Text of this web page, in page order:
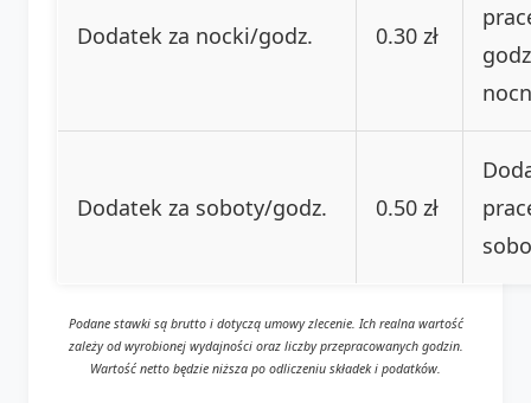
Dodatek za nocki/godz. 0.30 zł
Dodatek za soboty/godz. 0.50 zł
Podane stawki są brutto i dotyczą umowy zlecenie. Ich realna wartość
zależy od wyrobionej wydajności oraz liczby przepracowanych godzin.
Wartość netto będzie niższa po odliczeniu składek i podatków.